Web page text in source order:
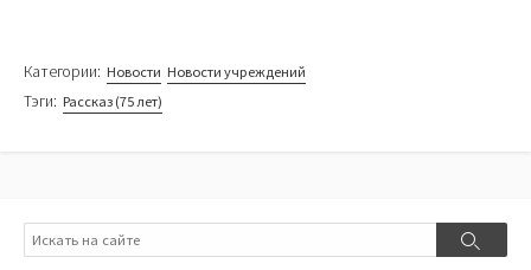
Категории: Новости Новости учреждений
Тэги: Рассказ (75 лет)
Поиск
Поиск